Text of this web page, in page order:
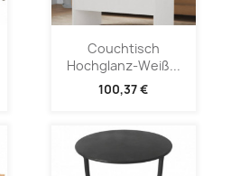
Couchtisch
Hochglanz-Weiß...
100,37 €